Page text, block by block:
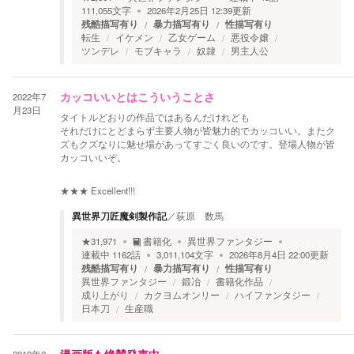
111,055文字 2026年2月25日 12:39更新
残酷描写有り 暴力描写有り 性描写有り
転生 イケメン 乙女ゲーム
悪役令嬢
ツンデレ
モブキャラ 奴隷 男主人公
2022年7
月23日
カッコいいとはこういうことさ
タイトルどおりの作品ではあるんだけれども
それだけにとどまらず主要人物が皆魅力的でカッコいい。またク
ズもクズなりに魅せ場があってすごく良いのです。登場人物が皆
カッコいいぞ。
★★★ Excellent!!!
異世界刀匠魔剣製作記／荻原 数馬
★31,971 書籍化
異世界ファンタジー
連載中 1162話 3,011,104文字 2026年8月4日 22:00更新
残酷描写有り 暴力描写有り 性描写有り
異世界ファンタジー 鍛冶
書籍化作品
成り上がり
カクヨムオンリー
ハイファンタジー
日本刀
生産職